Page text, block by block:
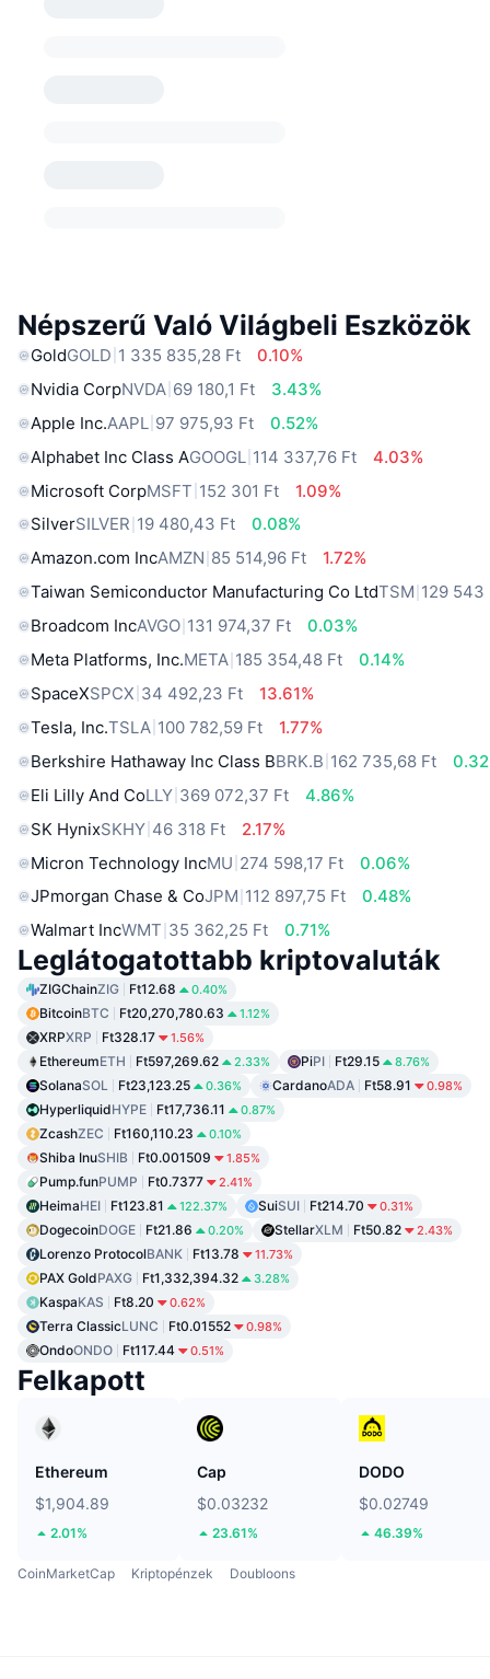
Népszerű Való Világbeli Eszközök
GoldGOLD 1 335 835,28 Ft
0.10%
Nvidia CorpNVDA 69 180,1 Ft
3.43%
Apple Inc.AAPL 97 975,93 Ft
0.52%
Alphabet Inc Class AGOOGL 114 337,76 Ft
4.03%
Microsoft CorpMSFT 152 301 Ft
1.09%
SilverSILVER 19 480,43 Ft
0.08%
Amazon.com IncAMZN 85 514,96 Ft
1.72%
Taiwan Semiconductor Manufacturing Co LtdTSM 129 543
Broadcom IncAVGO 131 974,37 Ft
0.03%
Meta Platforms, Inc.META 185 354,48 Ft
0.14%
SpaceXSPCX 34 492,23 Ft
13.61%
Tesla, Inc.TSLA 100 782,59 Ft
1.77%
Berkshire Hathaway Inc Class BBRK.B 162 735,68 Ft
Eli Lilly And CoLLY 369 072,37 Ft
4.86%
SK HynixSKHY 46 318 Ft
2.17%
Micron Technology IncMU 274 598,17 Ft
0.06%
JPmorgan Chase & CoJPM 112 897,75 Ft
0.48%
Walmart IncWMT 35 362,25 Ft 0.71%
Leglátogatottabb kriptovaluták
ZIGChainZIG Ft12.68 0.40%
BitcoinBTC Ft20,270,780.63 1.12%
XRPXRP Ft328.17 1.56%
EthereumETH Ft597,269.62 2.33% PiPI Ft29.15 8.76%
SolanaSOL Ft23,123.25 0.36% CardanoADA Ft58.91 0.98%
HyperliquidHYPE Ft17,736.11 0.87%
ZcashZEC Ft160,110.23 0.10%
Shiba InuSHIB Ft0.001509 1.85%
Pump.funPUMP Ft0.7377 2.41%
HeimaHEI Ft123.81 122.37% SuiSUI Ft214.70 0.31%
DogecoinDOGE Ft21.86 0.20% StellarXLM Ft50.82 2.43%
Lorenzo ProtocolBANK Ft13.78 11.73%
PAX GoldPAXG Ft1,332,394.32 3.28%
KaspaKAS Ft8.20 0.62%
Terra ClassicLUNC Ft0.01552 0.98%
OndoONDO Ft117.44 0.51%
Felkapott
Ethereum
$1,904.89
2.01%
Cap
$0.03232
23.61%
DODO
$0.02749
46.39%
CoinMarketCap Kriptopénzek Doubloons